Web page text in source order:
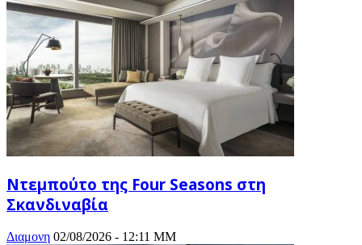
Ντεμπούτο της Four Seasons στη
Σκανδιναβία
Διαμονη 02/08/2026 - 12:11 ΜΜ